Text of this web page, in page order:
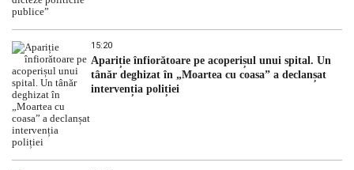
15:20
Apariție înfiorătoare pe acoperișul unui spital. Un
tânăr deghizat în „Moartea cu coasa” a declanșat
intervenția poliției